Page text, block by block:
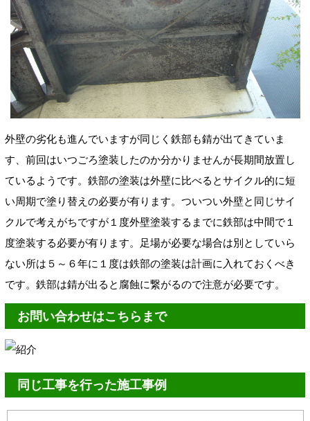
外壁の劣化も進んでいますが同じく鉄部も錆が出てきていま
す、前回はいつごろ塗装したのか分かりませんが長期間放置し
ているようです。鉄部の塗装は外壁に比べるとサイクル的に短
い周期で塗り替えの必要が有ります。ついつい外壁と同じサイ
クルで考えがちですが１度外壁塗装するまでに鉄部は中間で１
度塗装する必要が有ります。足場が必要な場合は別としていら
ない所は５～６年に１度は鉄部の塗装は計画に入れておくべき
です。鉄部は錆が出ると腐蝕に繋がるので注意が必要です。
お問い合わせはこちらまで
同じ工事を行った施工事例